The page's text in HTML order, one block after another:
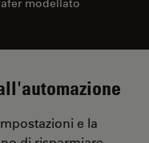
modellato
e la